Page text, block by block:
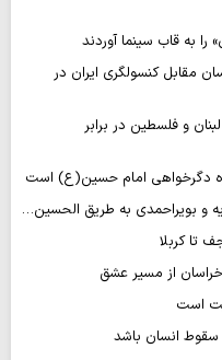
به قاب سینما آوردند
مقابل کنسولگری ایران در
و فلسطین در برابر
دگرخواهی امام حسین(ع) است
تا کربلا
از مسیر عشق
است
سقوط انسان باشد